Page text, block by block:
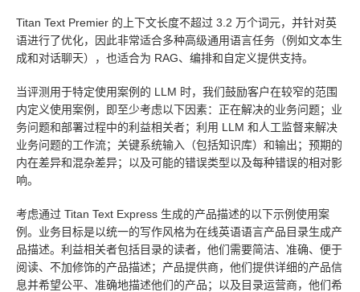
Titan Text Premier 的上下文长度不超过 3.2 万个词元，并针对英
语进行了优化，因此非常适合多种高级通用语言任务（例如文本生
成和对话聊天），也适合为 RAG、编排和自定义提供支持。
当评测用于特定使用案例的 LLM 时，我们鼓励客户在较窄的范围
内定义使用案例，即至少考虑以下因素：正在解决的业务问题；业
务问题和部署过程中的利益相关者；利用 LLM 和人工监督来解决
业务问题的工作流；关键系统输入（包括知识库）和输出；预期的
内在差异和混杂差异；以及可能的错误类型以及每种错误的相对影
响。
考虑通过 Titan Text Express 生成的产品描述的以下示例使用案
例。业务目标是以统一的写作风格为在线英语语言产品目录生成产
品描述。利益相关者包括目录的读者，他们需要简洁、准确、便于
阅读、不加修饰的产品描述；产品提供商，他们提供详细的产品信
息并希望公平、准确地描述他们的产品；以及目录运营商，他们希